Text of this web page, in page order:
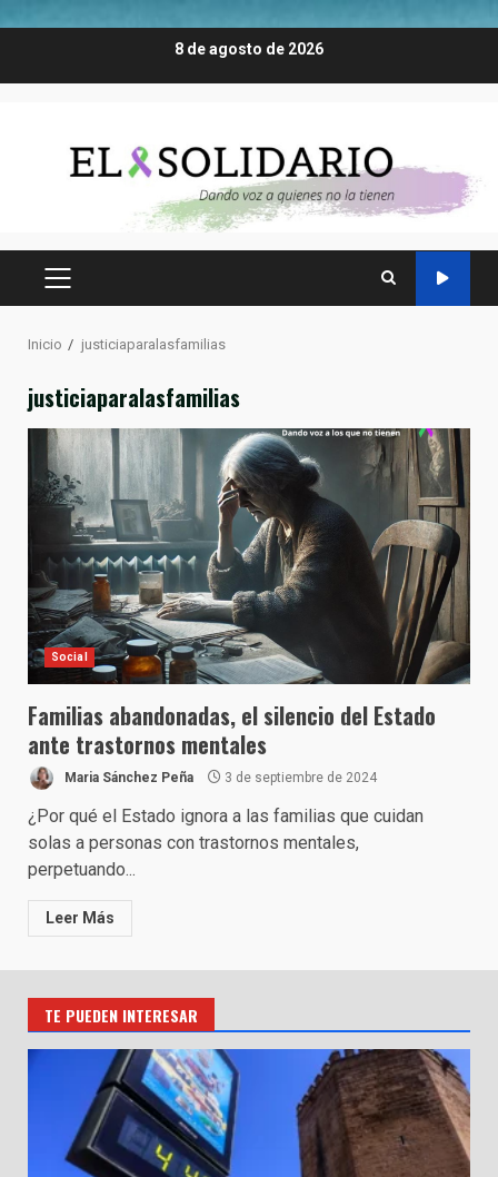
8 de agosto de 2026
MENÚ
Inicio justiciaparalasfamilias
justiciaparalasfamilias
Social
Familias abandonadas, el silencio del Estado
ante trastornos mentales
Maria Sánchez Peña 3 de septiembre de 2024
¿Por qué el Estado ignora a las familias que cuidan
solas a personas con trastornos mentales,
perpetuando...
Leer Más
TE PUEDEN INTERESAR